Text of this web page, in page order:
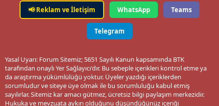
📢Reklam ve İletişim WhatsApp Teams
Telegram
Yasal Uyarı: Forum Sitemiz; 5651 Sayılı Kanun kapsamında BTK
tarafından onaylı Yer Sağlayıcı'dır. Bu sebeple içerikleri kontrol etme ya
da araştırma yükümlülüğü yoktur. Üyeler yazdığı içeriklerden
sorumludur ve siteye üye olmak ile bu sorumluluğu kabul etmiş
sayılırlar. Sitemiz kar amacı gütmez, ücretsiz bilgi paylaşım merkezidir.
Hukuka ve mevzuata aykırı olduğunu düşündüğünüz içeriği